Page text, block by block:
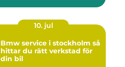
10. jul
Bmw service i stockholm så
hittar du rätt verkstad för
din bil